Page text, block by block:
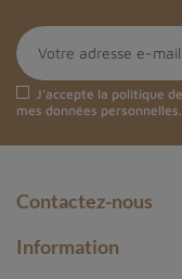
J'accepte la politique
mes données personnelles.
Contactez-nous
Information